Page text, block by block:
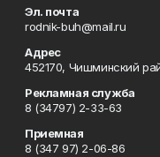
Эл. почта
rodnik-buh@mail.ru
Адрес
452170, Чишминский
Рекламная служба
8 (34797) 2-33-63
Приемная
8 (347 97) 2-06-86